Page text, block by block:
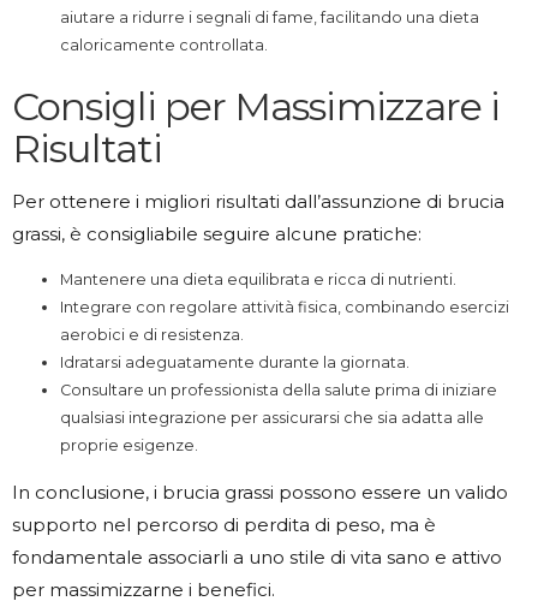
aiutare a ridurre i segnali di fame, facilitando una dieta
caloricamente controllata.
Consigli per Massimizzare i
Risultati
Per ottenere i migliori risultati dall’assunzione di brucia
grassi, è consigliabile seguire alcune pratiche:
Mantenere una dieta equilibrata e ricca di nutrienti.
Integrare con regolare attività fisica, combinando esercizi
aerobici e di resistenza.
Idratarsi adeguatamente durante la giornata.
Consultare un professionista della salute prima di iniziare
qualsiasi integrazione per assicurarsi che sia adatta alle
proprie esigenze.
In conclusione, i brucia grassi possono essere un valido
supporto nel percorso di perdita di peso, ma è
fondamentale associarli a uno stile di vita sano e attivo
per massimizzarne i benefici.